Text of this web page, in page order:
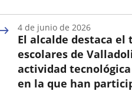
la
noticia
El alcalde destaca
escolares de
actividad tecnológica
en la que han
4 de junio de 2026